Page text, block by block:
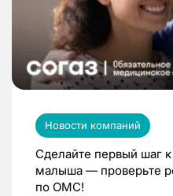
Новости компаний
Сделайте первый шаг
малыша — проверьте
по ОМС!